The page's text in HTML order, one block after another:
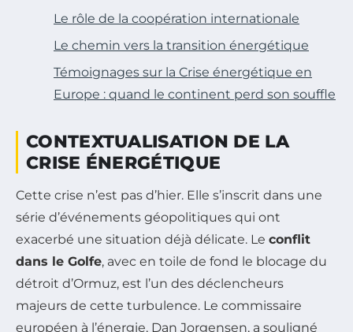
Le rôle de la coopération internationale
Le chemin vers la transition énergétique
Témoignages sur la Crise énergétique en
Europe : quand le continent perd son souffle
CONTEXTUALISATION DE LA
CRISE ÉNERGÉTIQUE
Cette crise n’est pas d’hier. Elle s’inscrit dans une
série d’événements géopolitiques qui ont
exacerbé une situation déjà délicate. Le conflit
dans le Golfe, avec en toile de fond le blocage du
détroit d’Ormuz, est l’un des déclencheurs
majeurs de cette turbulence. Le commissaire
européen à l’énergie, Dan Jorgensen, a souligné